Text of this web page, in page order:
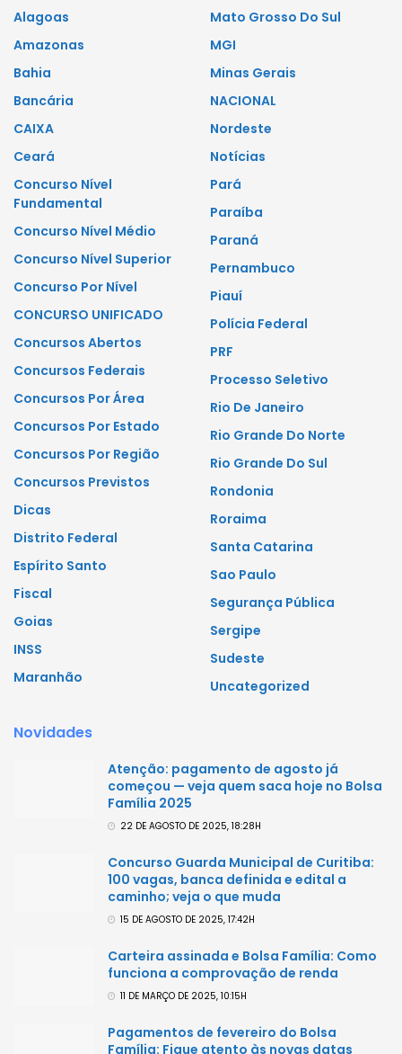
Alagoas
Amazonas
Bahia
Bancária
CAIXA
Ceará
Concurso Nível
Fundamental
Concurso Nível Médio
Concurso Nível Superior
Concurso Por Nível
CONCURSO UNIFICADO
Concursos Abertos
Concursos Federais
Concursos Por Área
Concursos Por Estado
Concursos Por Região
Concursos Previstos
Dicas
Distrito Federal
Espírito Santo
Fiscal
Goias
INSS
Maranhão
Mato Grosso Do Sul
MGI
Minas Gerais
NACIONAL
Nordeste
Notícias
Pará
Paraíba
Paraná
Pernambuco
Piauí
Polícia Federal
PRF
Processo Seletivo
Rio De Janeiro
Rio Grande Do Norte
Rio Grande Do Sul
Rondonia
Roraima
Santa Catarina
Sao Paulo
Segurança Pública
Sergipe
Sudeste
Uncategorized
Novidades
Atenção: pagamento de agosto já
começou — veja quem saca hoje no Bolsa
Família 2025
22 DE AGOSTO DE 2025, 18:28H
Concurso Guarda Municipal de Curitiba:
100 vagas, banca definida e edital a
caminho; veja o que muda
15 DE AGOSTO DE 2025, 17:42H
Carteira assinada e Bolsa Família: Como
funciona a comprovação de renda
11 DE MARÇO DE 2025, 10:15H
Pagamentos de fevereiro do Bolsa
Família: Fique atento às novas datas